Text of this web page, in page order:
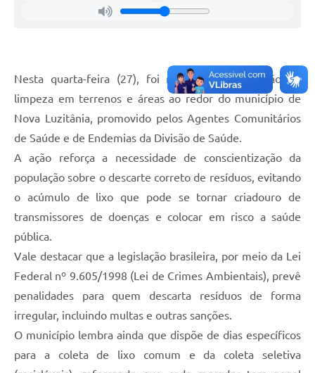
Jornal
Agenda
Diário Oficial
SIC
Nesta quarta-feira (27), foi realizado um mutirão de
limpeza em terrenos e áreas ao redor do município de
Nova Luzitânia, promovido pelos Agentes Comunitários
de Saúde e de Endemias da Divisão de Saúde.
A ação reforça a necessidade de conscientização da
população sobre o descarte correto de resíduos, evitando
o acúmulo de lixo que pode se tornar criadouro de
transmissores de doenças e colocar em risco a saúde
pública.
Vale destacar que a legislação brasileira, por meio da Lei
Federal nº 9.605/1998 (Lei de Crimes Ambientais), prevê
penalidades para quem descarta resíduos de forma
irregular, incluindo multas e outras sanções.
O município lembra ainda que dispõe de dias específicos
para a coleta de lixo comum e da coleta seletiva